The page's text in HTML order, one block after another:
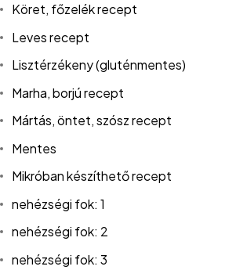
Köret, főzelék recept
Leves recept
Lisztérzékeny (gluténmentes)
Marha, borjú recept
Mártás, öntet, szósz recept
Mentes
Mikróban készíthető recept
nehézségi fok: 1
nehézségi fok: 2
nehézségi fok: 3